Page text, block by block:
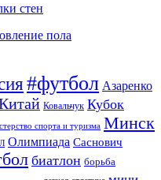
стен
пола
#футбол Азаренко
Ковальчук Кубок
спорта и туризма Минск
Олимпиада Саснович
биатлон борьба